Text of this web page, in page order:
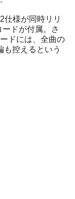
仕様が同時リリ
ドが付属。さ
ドには、全曲の
も控えるという